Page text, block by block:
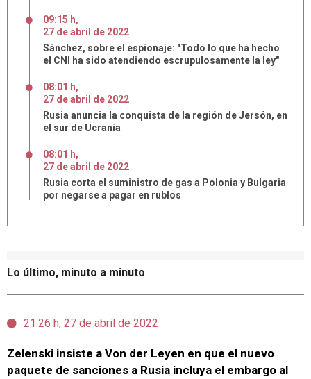
Lo último, minuto a minuto
21:26 h, 27 de abril de 2022
Zelenski insiste a Von der Leyen en que el nuevo
paquete de sanciones a Rusia incluya el embargo al
09:15 h,
27 deabril de 2022
Sánchez, sobre el espionaje: "Todo lo que ha hecho
el CNI ha sido atendiendo escrupulosamente la ley"
08:01 h,
27 deabril de 2022
Rusia anuncia la conquista de la región de Jersón, en
el sur de Ucrania
08:01 h,
27 deabril de 2022
Rusia corta el suministro de gas a Polonia y Bulgaria
por negarse a pagar en rublos